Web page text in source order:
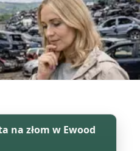
na złom w Ewood